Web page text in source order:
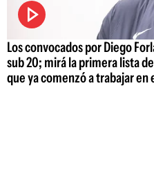
Los convocados por Diego
sub 20; mirá la primera lista
que ya comenzó a trabajar en